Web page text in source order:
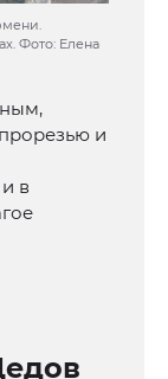
Фото: Елена
и
в